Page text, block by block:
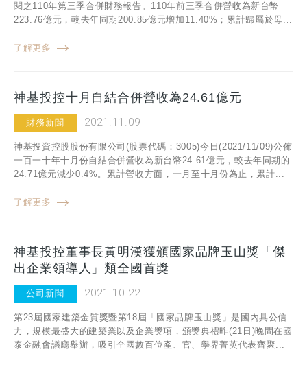
閱之110年第三季合併財務報告。110年前三季合併營收為新台幣
223.76億元，較去年同期200.85億元增加11.40%；累計歸屬於母...
了解更多
神基投控十月自結合併營收為24.61億元
財務新聞 2021.11.09
神基投資控股股份有限公司(股票代碼：3005)今日(2021/11/09)公佈
一百一十年十月份自結合併營收為新台幣24.61億元，較去年同期的
24.71億元減少0.4%。累計營收方面，一月至十月份為止，累計...
了解更多
神基投控董事長黃明漢獲頒國家品牌玉山獎「傑
出企業領導人」類全國首獎
公司新聞 2021.10.22
第23屆國家建築金質獎暨第18屆「國家品牌玉山獎」是國內具公信
力，規模最盛大的建築業以及企業獎項，頒獎典禮昨(21日)晚間在國
泰金融會議廳舉辦，吸引全國數百位產、官、學界菁英代表齊聚...